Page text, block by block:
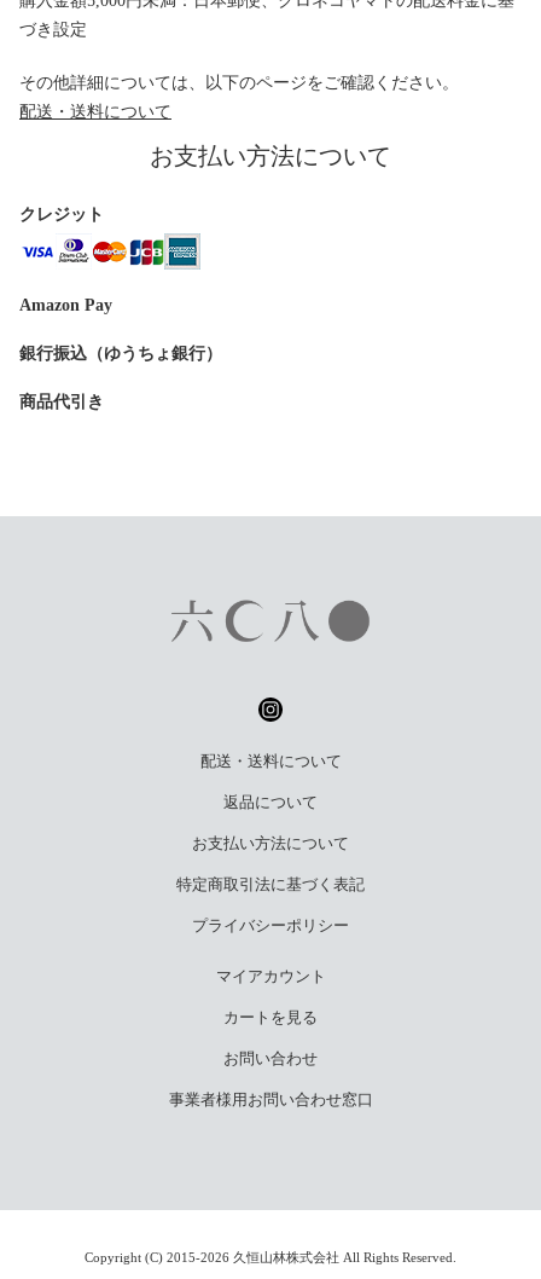
づき設定
その他詳細については、以下のページをご確認ください。
配送・送料について
お支払い方法について
クレジット
Amazon Pay
銀行振込（ゆうちょ銀行）
商品代引き
配送・送料について
返品について
お支払い方法について
特定商取引法に基づく表記
プライバシーポリシー
マイアカウント
カートを見る
お問い合わせ
事業者様用お問い合わせ窓口
Copyright (C) 2015-2026 久恒山林株式会社 All Rights Reserved.